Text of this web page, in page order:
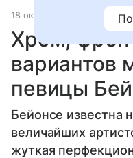
18 октября 2023 Красота
Хром,
вариантов
певицы
Бейонсе известна
величайших
жуткая